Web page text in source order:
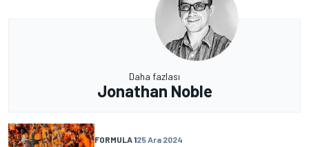
Daha fazlası
Jonathan Noble
FORMULA 125 Ara 2024